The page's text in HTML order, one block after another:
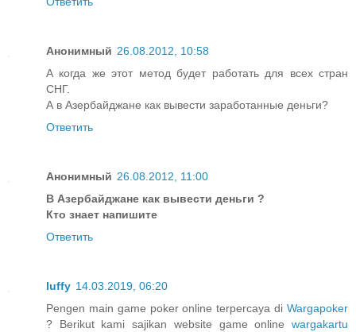
Анонимный 26.08.2012, 10:58
А когда же этот метод будет работать для всех стран
СНГ.
А в Азербайджане как вывести заработанные деньги?
Ответить
Анонимный 26.08.2012, 11:00
В Азербайджане как вывести деньги ?
Кто знает напишите
Ответить
luffy 14.03.2019, 06:20
Pengen main game poker online terpercaya di Wargapoker
? Berikut kami sajikan website game online wargakartu